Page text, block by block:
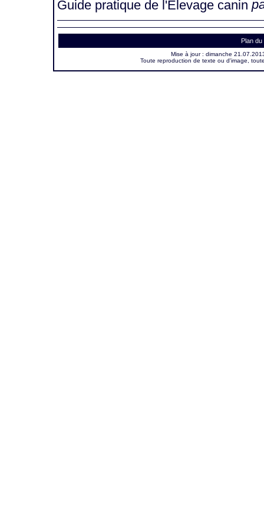
Guide pratique de l'Elevage canin
Plan du
Mise à jour : dimanche
Toute reproduction de texte ou d'image,